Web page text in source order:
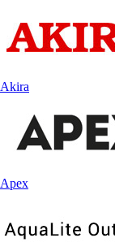
Akira
Apex